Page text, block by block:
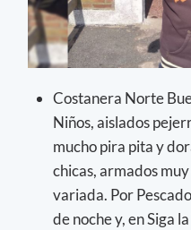
Costanera Norte
Niños, aislados
mucho pira pita y
chicas, armados
variada. Por
de noche y, en Siga